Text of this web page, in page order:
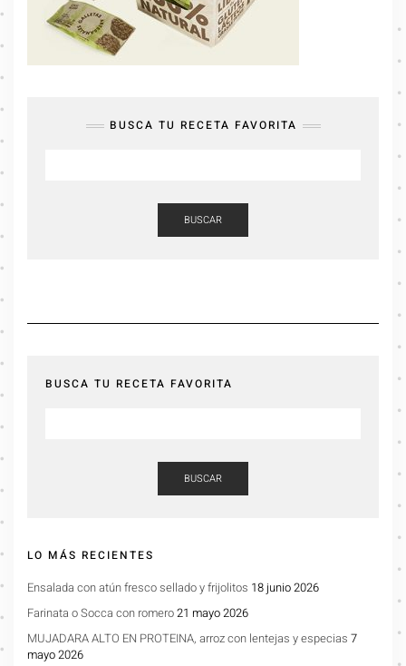
BUSCA TU RECETA FAVORITA
BUSCAR
BUSCA TU RECETA FAVORITA
BUSCAR
LO MÁS RECIENTES
Ensalada con atún fresco sellado y frijolitos 18 junio 2026
Farinata o Socca con romero21 mayo 2026
MUJADARA ALTO EN PROTEINA, arroz con lentejas y especias 7
mayo 2026